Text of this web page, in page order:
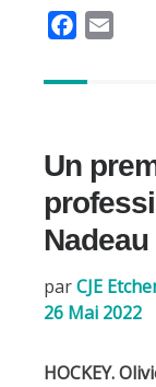
c
o
o
Un
Nadeau
parCJE
26 Mai 2022
HOCKEY.